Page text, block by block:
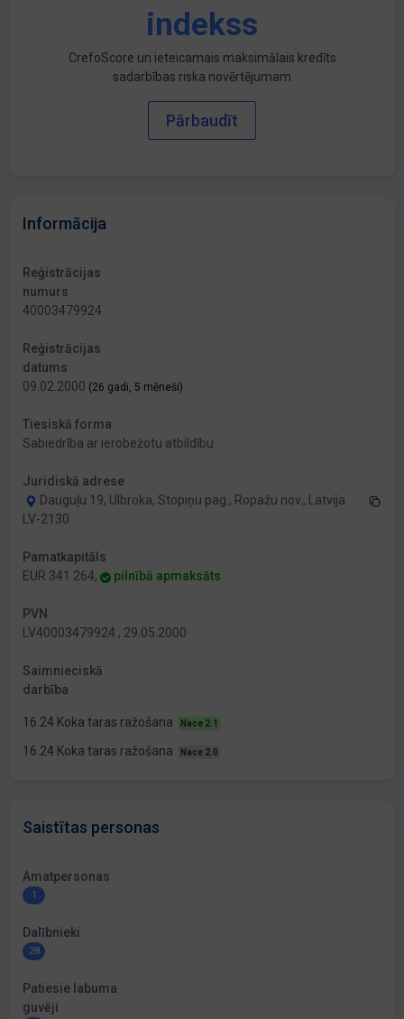
indekss
CrefoScore un ieteicamais maksimālais kredīts
sadarbības riska novērtējumam
Pārbaudīt
Informācija
Reģistrācijas
numurs
40003479924
Reģistrācijas
datums
09.02.2000 (26 gadi, 5 mēneši)
Tiesiskā forma
Sabiedrība ar ierobežotu atbildību
Juridiskā adrese
Dauguļu 19, Ulbroka, Stopiņu pag., Ropažu nov., Latvija
LV-2130
Pamatkapitāls
EUR 341 264,
pilnībā apmaksāts
PVN
LV40003479924 , 29.05.2000
Saimnieciskā
darbība
16.24 Koka taras ražošana Nace 2.1
16.24 Koka taras ražošana Nace 2.0
Saistītas personas
Amatpersonas
1
Dalībnieki
28
Patiesie labuma
guvēji